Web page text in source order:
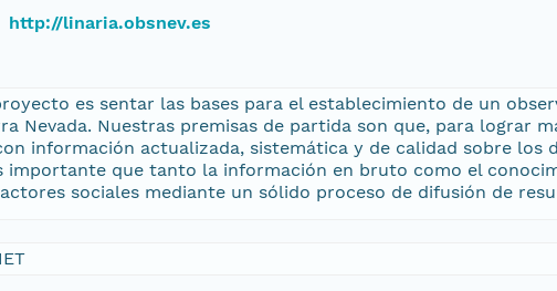
http://linaria.obsnev.es
es sentar las bases para el establecimiento de un
Nevada. Nuestras premisas de partida son que, para lograr
información actualizada, sistemática y de calidad sobre los
importante que tanto la información en bruto como el
sociales mediante un sólido proceso de difusión de